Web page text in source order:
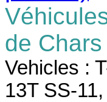
de
Vehicles :
13T SS-